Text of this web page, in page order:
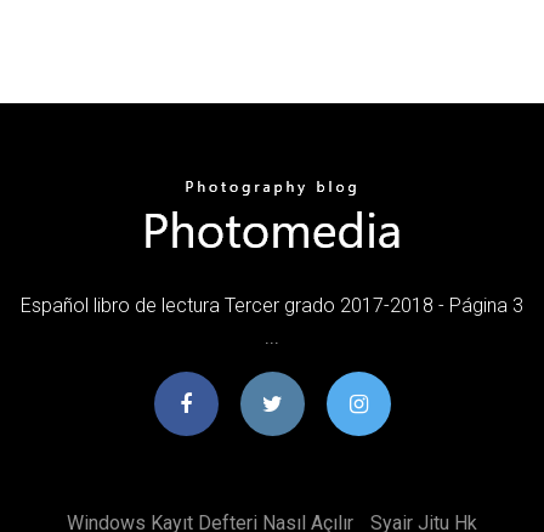
Español libro de lectura Tercer grado 2017-2018 - Página 3
Windows Kayıt Defteri Nasıl Açılır Syair Jitu Hk